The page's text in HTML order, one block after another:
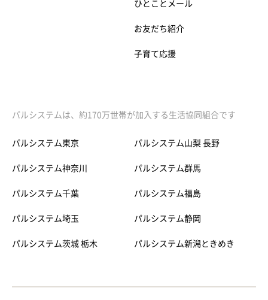
ひとことメール
お友だち紹介
子育て応援
パルシステムは、約170万世帯が加入する生活協同組合です
パルシステム東京
パルシステム神奈川
パルシステム千葉
パルシステム埼玉
パルシステム茨城 栃木
パルシステム山梨 長野
パルシステム群馬
パルシステム福島
パルシステム静岡
パルシステム新潟ときめき